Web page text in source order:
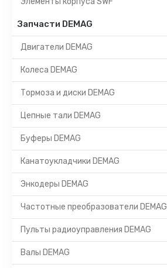
Запчасти DEMAG
Двигатели DEMAG
Колеса DEMAG
Тормоза и диски DEMAG
Цепные тали DEMAG
Буферы DEMAG
Канатоукладчики DEMAG
Энкодеры DEMAG
Частотные преобразователи DEMAG
Пульты радиоуправления DEMAG
Валы DEMAG